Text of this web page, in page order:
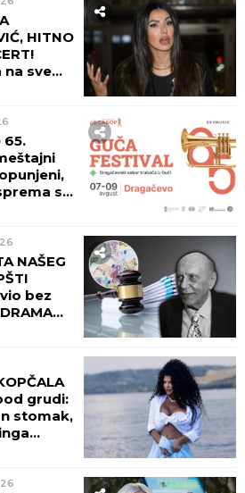
HITNO
na sve
65.
se
NAŠEG
bez
grudi:
stomak,